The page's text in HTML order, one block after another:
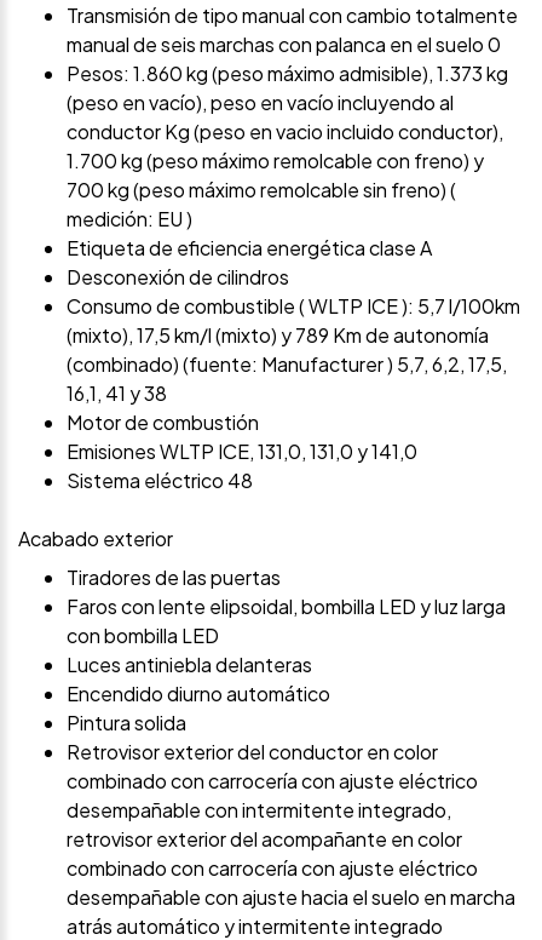
Transmisión de tipo manual con cambio totalmente
manual de seis marchas con palanca en el suelo 0
Pesos: 1.860 kg (peso máximo admisible), 1.373 kg
(peso en vacío), peso en vacío incluyendo al
conductor Kg (peso en vacio incluido conductor),
1.700 kg (peso máximo remolcable con freno) y
700 kg (peso máximo remolcable sin freno) (
medición: EU )
Etiqueta de eficiencia energética clase A
Desconexión de cilindros
Consumo de combustible ( WLTP ICE ): 5,7 l/100km
(mixto), 17,5 km/l (mixto) y 789 Km de autonomía
(combinado) (fuente: Manufacturer ) 5,7, 6,2, 17,5,
16,1, 41 y 38
Motor de combustión
Emisiones WLTP ICE, 131,0, 131,0 y 141,0
Sistema eléctrico 48
Acabado exterior
Tiradores de las puertas
Faros con lente elipsoidal, bombilla LED y luz larga
con bombilla LED
Luces antiniebla delanteras
Encendido diurno automático
Pintura solida
Retrovisor exterior del conductor en color
combinado con carrocería con ajuste eléctrico
desempañable con intermitente integrado,
retrovisor exterior del acompañante en color
combinado con carrocería con ajuste eléctrico
desempañable con ajuste hacia el suelo en marcha
atrás automático y intermitente integrado